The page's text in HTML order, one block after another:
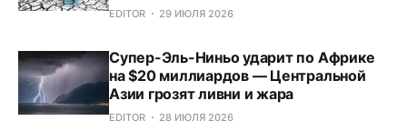
EDITOR 29 ИЮЛЯ 2026
Супер-Эль-Ниньо ударит по Африке
на $20 миллиардов — Центральной
Азии грозят ливни и жара
EDITOR 28 ИЮЛЯ 2026